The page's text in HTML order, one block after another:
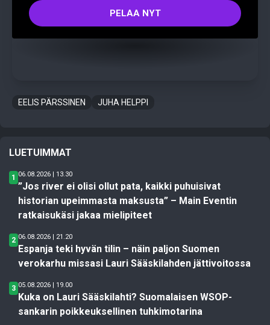
PELAA NYT
EELIS PÄRSSINEN JUHA HELPPI
LUETUIMMAT
1 06.08.2026 | 13.30
”Jos river ei olisi ollut pata, kaikki puhuisivat
historian upeimmasta maksusta” – Main Eventin
ratkaisukäsi jakaa mielipiteet
2 06.08.2026 | 21.20
Espanja teki hyvän tilin – näin paljon Suomen
verokarhu missasi Lauri Sääskilahden jättivoitossa
3 05.08.2026 | 19.00
Kuka on Lauri Sääskilahti? Suomalaisen WSOP-
sankarin poikkeuksellinen tuhkimotarina